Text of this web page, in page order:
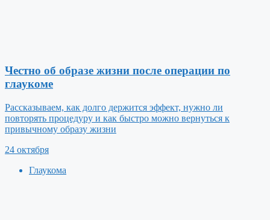
Честно об образе жизни после операции по
глаукоме
Рассказываем, как долго держится эффект, нужно ли
повторять процедуру и как быстро можно вернуться к
привычному образу жизни
24 октября
Глаукома